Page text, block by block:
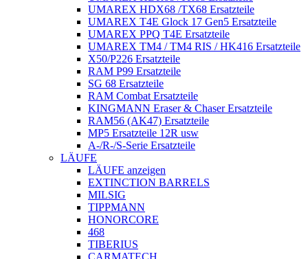
UMAREX HDX68 /TX68 Ersatzteile
UMAREX T4E Glock 17 Gen5 Ersatzteile
UMAREX PPQ T4E Ersatzteile
UMAREX TM4 / TM4 RIS / HK416 Ersatzteile
X50/P226 Ersatzteile
RAM P99 Ersatzteile
SG 68 Ersatzteile
RAM Combat Ersatzteile
KINGMANN Eraser & Chaser Ersatzteile
RAM56 (AK47) Ersatzteile
MP5 Ersatzteile 12R usw
A-/R-/S-Serie Ersatzteile
LÄUFE
LÄUFE anzeigen
EXTINCTION BARRELS
MILSIG
TIPPMANN
HONORCORE
468
TIBERIUS
CARMATECH